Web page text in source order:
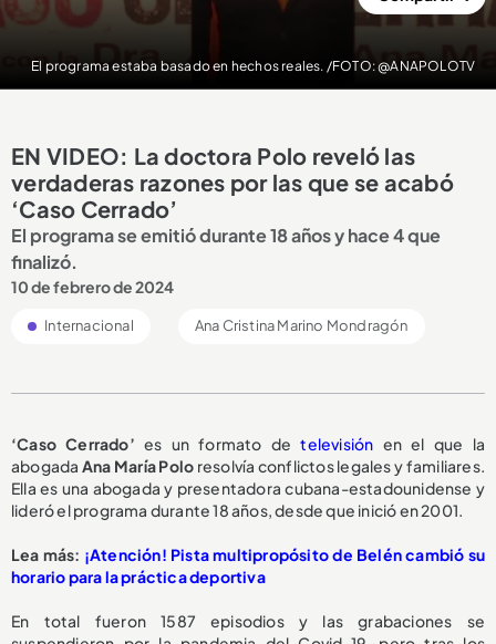
El programa estaba basado en hechos reales. /FOTO: @ANAPOLOTV
EN VIDEO: La doctora Polo reveló las
verdaderas razones por las que se acabó
‘Caso Cerrado’
El programa se emitió durante 18 años y hace 4 que
finalizó.
10 de febrero de 2024
Internacional Ana Cristina Marino Mondragón
‘Caso Cerrado’ es un formato detelevisión en el que la
abogada Ana María Polo resolvía conflictos legales y familiares.
Ella es una abogada y presentadora cubana-estadounidense y
lideró el programa durante 18 años, desde que inició en 2001.
Lea más: ¡Atención! Pista multipropósito de Belén cambió su
horario para la práctica deportiva
En total fueron 1587 episodios y las grabaciones se